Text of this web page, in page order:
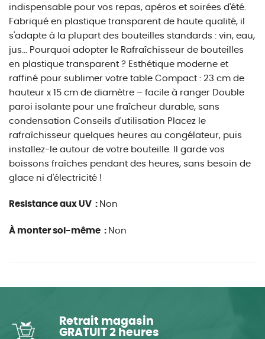
indispensable pour vos repas, apéros et soirées d'été.
Fabriqué en plastique transparent de haute qualité, il
s'adapte à la plupart des bouteilles standards : vin, eau,
jus... Pourquoi adopter le Rafraîchisseur de bouteilles
en plastique transparent ? Esthétique moderne et
raffiné pour sublimer votre table Compact : 23 cm de
hauteur x 15 cm de diamètre – facile à ranger Double
paroi isolante pour une fraîcheur durable, sans
condensation Conseils d'utilisation Placez le
rafraîchisseur quelques heures au congélateur, puis
installez-le autour de votre bouteille. Il garde vos
boissons fraîches pendant des heures, sans besoin de
glace ni d'électricité !
Resistance aux UV : Non
À monter soi-même : Non
Retrait magasin
GRATUIT 2 heures